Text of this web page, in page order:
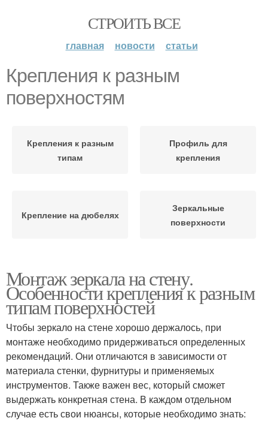
СТРОИТЬ ВСЕ
главная новости статьи
Крепления к разным
поверхностям
Крепления к разным
типам
Профиль для
крепления
Крепление на дюбелях
Зеркальные
поверхности
Монтаж зеркала на стену.
Особенности крепления к разным
типам поверхностей
Чтобы зеркало на стене хорошо держалось, при
монтаже необходимо придерживаться определенных
рекомендаций. Они отличаются в зависимости от
материала стенки, фурнитуры и применяемых
инструментов. Также важен вес, который сможет
выдержать конкретная стена. В каждом отдельном
случае есть свои нюансы, которые необходимо знать: